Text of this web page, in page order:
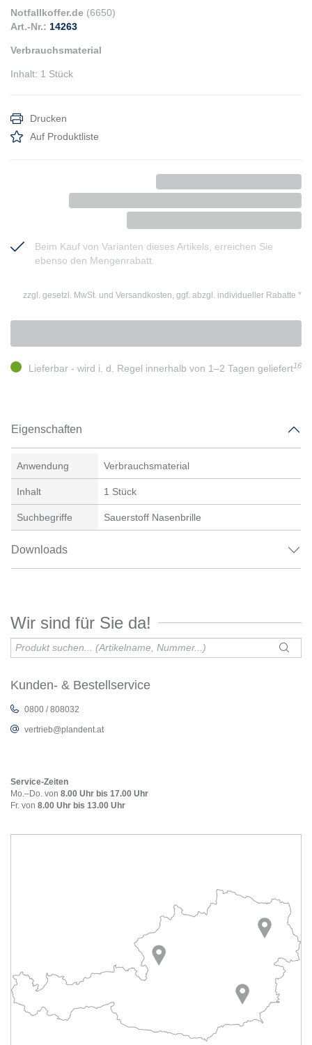
Beim Kauf von Varianten dieses Artikels, erreichen Sie
ebenso den Mengenrabatt.
Notfallkoffer.de (6650)
Art.-Nr.: 14263
Verbrauchsmaterial
Inhalt: 1 Stück
Drucken
Auf Produktliste
zzgl. gesetzl. MwSt. und Versandkosten, ggf. abzgl. individueller Rabatte *
Lieferbar - wird i. d. Regel innerhalb von 1–2 Tagen geliefert16
Eigenschaften
Anwendung Verbrauchsmaterial
Inhalt 1 Stück
Suchbegriffe Sauerstoff Nasenbrille
Downloads
Wir sind für Sie da!
Kunden- & Bestellservice
0800 / 808032
vertrieb@plandent.at
Service-Zeiten
Mo.–Do. von 8.00 Uhr bis 17.00 Uhr
Fr. von 8.00 Uhr bis 13.00 Uhr